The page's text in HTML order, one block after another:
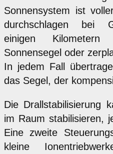
Sonnensystem ist
durchschlagen bei
einigen
Sonnensegel oder
In jedem Fall
das Segel, der
Die Drallstabilisierung
im Raum stabilisieren,
Eine zweite
kleine